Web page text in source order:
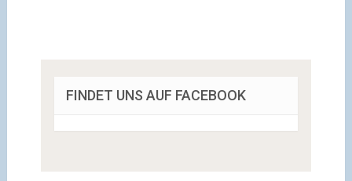
FINDET UNS AUF FACEBOOK